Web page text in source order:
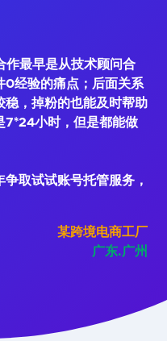
作最早是从技术顾问合
0经验的痛点；后面关系
稳，掉粉的也能及时帮助
7*24小时，但是都能做
取试试账号托管服务，
某跨境电商工厂
广东.广州